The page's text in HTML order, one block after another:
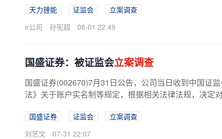
天力锂能 证监会
立案调查
e公司
孙宪超 08-01 22:49
国盛证券：被证监会立案调查
国盛证券(002670)7月31日公告，公司当日收到中国证
法》关于账户实名制等规定，根据相关法律法规，决定
国盛证券 证监会
立案调查
刘艺文
07-31 22:07